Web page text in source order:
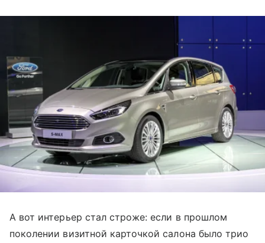
А вот интерьер стал строже: если в прошлом
поколении визитной карточкой салона было трио